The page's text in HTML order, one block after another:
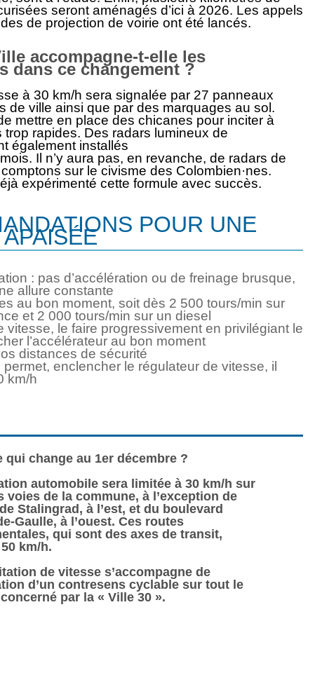
seront aménagés d’ici à 2026. Les appels
de projection de voirie ont été lancés.
accompagne-t-elle les
dans ce changement ?
à 30 km/h sera signalée par 27 panneaux
de ville ainsi que par des marquages au sol.
mettre en place des chicanes pour inciter à
trop rapides. Des radars lumineux de
également installés
Il n’y aura pas, en revanche, de radars de
sur le civisme des Colombien·nes.
expérimenté cette formule avec succès.
POUR UNE
: pas d’accélération ou de freinage brusque,
allure constante
au bon moment, soit dès 2 500 tours/min sur
et 2 000 tours/min sur un diesel
vitesse, le faire progressivement en privilégiant le
l’accélérateur au bon moment
distances de sécurité
permet, enclencher le régulateur de vitesse, il
km/h
qui change au 1er décembre ?
automobile sera limitée à 30 km/h sur
voies de la commune, à l’exception de
Stalingrad, à l’est, et du boulevard
Gaulle, à l’ouest. Ces routes
qui sont des axes de transit,
km/h.
de vitesse s’accompagne de
d’un contresens cyclable sur tout le
par la « Ville 30 ».